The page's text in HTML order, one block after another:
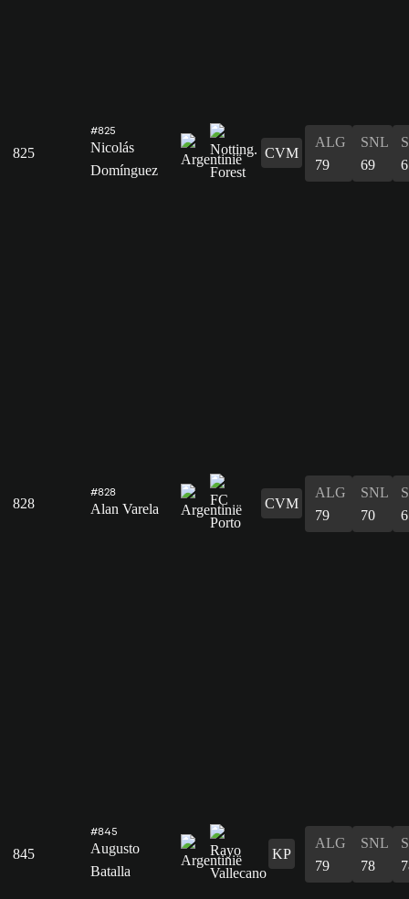
825
#825
Nicolás
Domínguez
CVM
ALG
79
SNL
69
828
#828
Alan Varela CVM
ALG
79
SNL
70
845
#845
Augusto
Batalla
KP
ALG
79
SNL
78